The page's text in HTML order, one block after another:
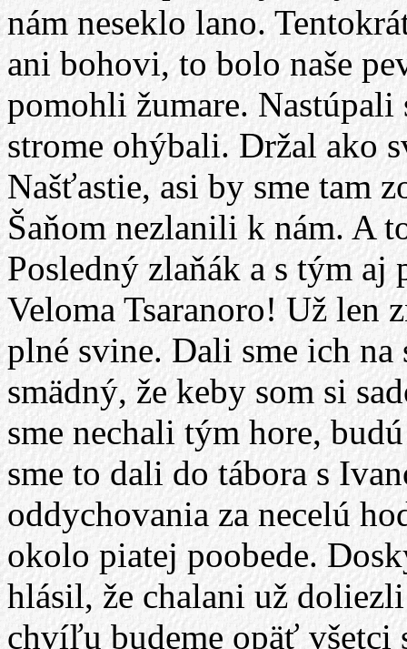
nám neseklo lano.
ani bohovi, to bolo naše
pomohli žumare. Nastúpali
strome ohýbali. Držal ako
Našťastie, asi by sme tam
Šaňom nezlanili k nám. A
Posledný zlaňák a s tým aj
Veloma Tsaranoro! Už len
plné svine. Dali sme ich na
smädný, že keby som si
sme nechali tým hore,
sme to dali do tábora s
oddychovania za necelú
okolo piatej poobede.
hlásil, že chalani už
chvíľu budeme opäť všetci